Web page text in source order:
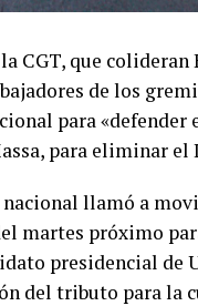
CGT, que colideran
de los
para «defender
para eliminar el
llamó a
martes próximo
presidencial de
del tributo para la